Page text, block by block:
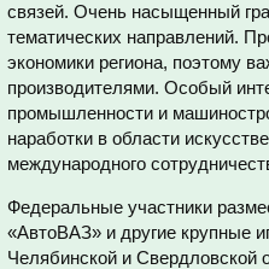
связей. Очень насыщенный
тематических направлений.
экономики региона, поэтому
производителями. Особый
промышленности и
наработки в области
международного
Федеральные участники
«АвтоВАЗ» и другие крупные
Челябинской и Свердловской